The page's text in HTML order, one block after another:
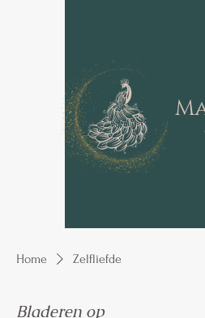
Home Zelfliefde
Bladeren op